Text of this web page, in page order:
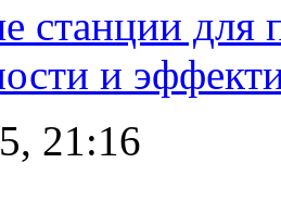
станции для
и
21:16